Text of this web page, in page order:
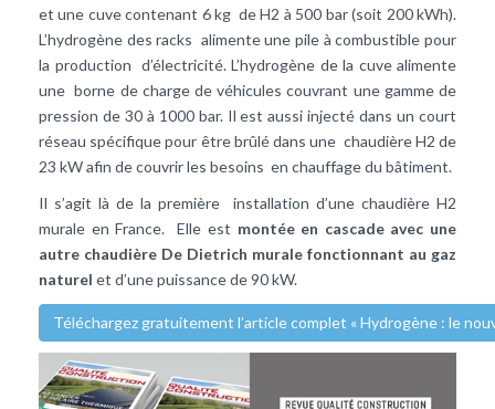
et une cuve contenant 6 kg de H2 à 500 bar (soit 200 kWh).
L’hydrogène des racks alimente une pile à combustible pour
la production d’électricité. L’hydrogène de la cuve alimente
une borne de charge de véhicules couvrant une gamme de
pression de 30 à 1000 bar. Il est aussi injecté dans un court
réseau spécifique pour être brûlé dans une chaudière H2 de
23 kW afin de couvrir les besoins en chauffage du bâtiment.
Il s’agit là de la première installation d’une chaudière H2
murale en France. Elle est montée en cascade avec une
autre chaudière De Dietrich murale fonctionnant au gaz
naturel et d’une puissance de 90 kW.
Téléchargez gratuitement l’article complet « Hydrogène : le